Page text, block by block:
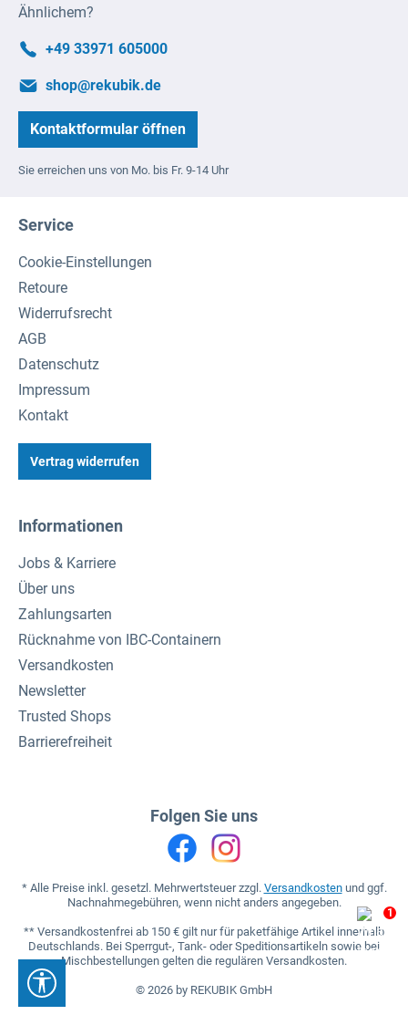
Ähnlichem?
+49 33971 605000
shop@rekubik.de
Kontaktformular öffnen
Sie erreichen uns von Mo. bis Fr. 9-14 Uhr
Service
Cookie-Einstellungen
Retoure
Widerrufsrecht
AGB
Datenschutz
Impressum
Kontakt
Vertrag widerrufen
Informationen
Jobs & Karriere
Über uns
Zahlungsarten
Rücknahme von IBC-Containern
Versandkosten
Newsletter
Trusted Shops
Barrierefreiheit
Folgen Sie uns
* Alle Preise inkl. gesetzl. Mehrwertsteuer zzgl. Versandkostenund ggf.
Nachnahmegebühren, wenn nicht anders angegeben.
** Versandkostenfrei ab 150 € gilt nur für paketfähige Artikel innerhalb
Deutschlands. Bei Sperrgut-, Tank- oder Speditionsartikeln sowie bei
Mischbestellungen gelten die regulären Versandkosten.
© 2026 by REKUBIK GmbH
Werkzeugleiste anzeigen
1